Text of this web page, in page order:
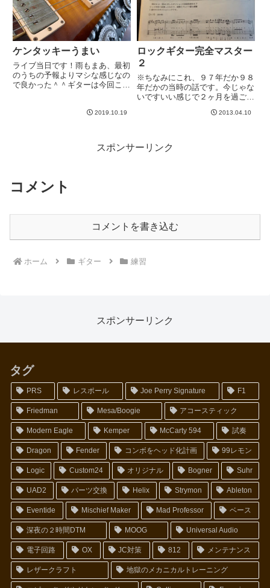
ケンタッキーうまい
ライブ当日です！雨もまあ、最初
のうちの予報よりマシな感じなの
で良かった＾＾ギターは今回この
んか、、、みたいなことを妻が言
2019.10.19
ロックギター完全マスター
２
※ちなみにこれ、９７年だか９８
年だかの当時の話です。今じゃな
いですいい感じで２ヶ月を過ご
Vol.3の内容は、Vol.3（3ヶ月め）
を練習します。シャ...
2013.04.10
スポンサーリンク
コメント
コメントを書き込む
ホーム ギター 練習
スポンサーリンク
タグ
PRS レスポール Joe Perry Signature F1
Friedman Mesa/Boogie アコースティック
Modern Eagle Kemper McCarty 594 試奏
Dragon Fender コンボをヘッド化計画 99レモン
Logic Custom24 オリジナル Bogner Suhr
UAD2 パーツ交換 Helix Strymon Ableton
Eventide Mischief Maker Mad Professor ベース
深夜の２時間DTM MOOG Universal Audio
電子回路 OX JC対策 812 メンテナンス
レザークラフト 地獄のメカニカルトレーニング